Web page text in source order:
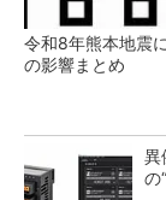
令和8年熊本地震
の影響まとめ
異
の